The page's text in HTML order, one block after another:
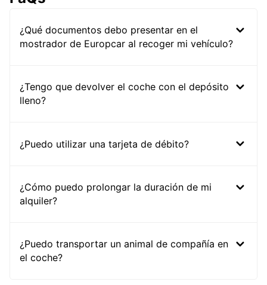
¿Qué documentos debo presentar en el
mostrador de Europcar al recoger mi vehículo?
¿Tengo que devolver el coche con el depósito
lleno?
¿Puedo utilizar una tarjeta de débito?
¿Cómo puedo prolongar la duración de mi
alquiler?
¿Puedo transportar un animal de compañía en
el coche?